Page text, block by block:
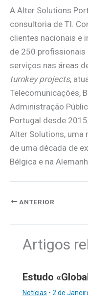
A Alter Solutions
consultoria de TI.
clientes nacionais e
de 250 profissionais
serviços nas áreas
turnkey projects,
Telecomunicações,
Administração
Portugal desde
Alter Solutions, uma
de uma década de
Bélgica e na
ANTERIOR
Artigos
Estudo
Notícias • 2 de